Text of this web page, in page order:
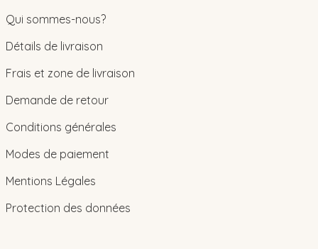
Qui sommes-nous?
Détails de livraison
Frais et zone de livraison
Demande de retour
Conditions générales
Modes de paiement
Mentions Légales
Protection des données